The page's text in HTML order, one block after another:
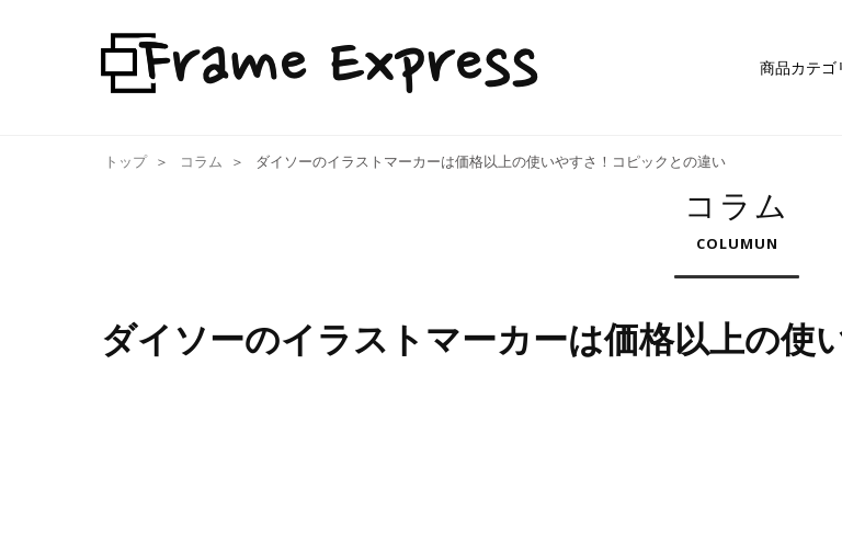
商品カテゴ
トップ コラム ダイソーのイラストマーカーは価格以上の使いやすさ！コピックとの違い
コラム
COLUMUN
ダイソーのイラストマーカーは価格以上の使